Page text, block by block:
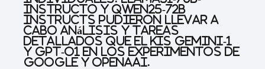
Instructo y QWEN25-72B
instructs pudieron llevar a
cabo análisis y tareas
detallados que el Kis Gemini-1
y GPT-O1 en los experimentos de
Google y OpenAai.